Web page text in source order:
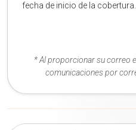
fecha de inicio de la cobertura.
* Al proporcionar su correo
comunicaciones por